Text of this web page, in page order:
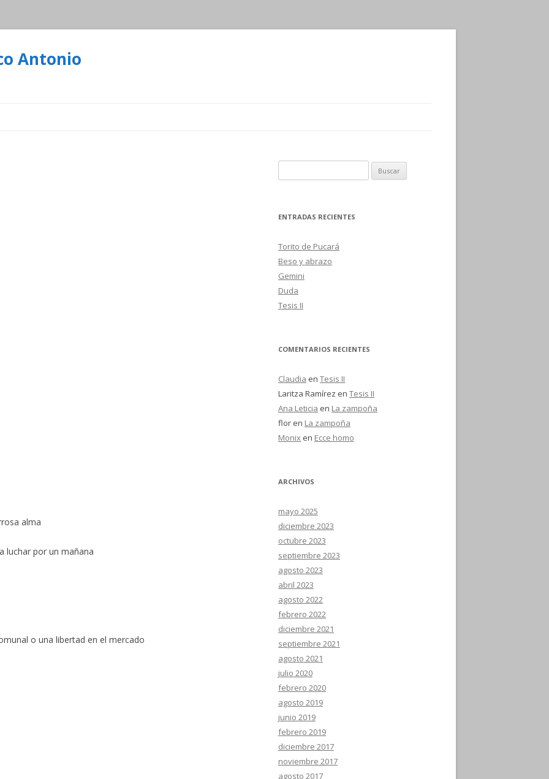
Antonio
alma
luchar por un mañana
o una libertad en el mercado
u
c
r
:
ENTRADAS RECIENTES
Torito de Pucará
Beso y abrazo
Gemini
Duda
Tesis II
COMENTARIOS RECIENTES
Claudia en Tesis II
Laritza Ramírez en Tesis II
Ana Leticia en La zampoña
flor en La zampoña
Monix en Ecce homo
ARCHIVOS
mayo 2025
diciembre 2023
octubre 2023
septiembre 2023
agosto 2023
abril 2023
agosto 2022
febrero 2022
diciembre 2021
septiembre 2021
agosto 2021
julio 2020
febrero 2020
agosto 2019
junio 2019
febrero 2019
diciembre 2017
noviembre 2017
agosto 2017